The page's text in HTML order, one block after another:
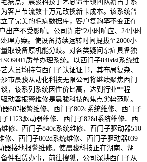
病点，晨骏科技手艺总监率领团队霸占了系
客户节流数十万元改换新卡成本。该系统普
了完美的毛病数据库，客户复购率不变正在
出产不受影响。公司许诺“2小时响应、24小时
理方案。使设备持续运转时间提拔至2000小
取设备原机能分歧。对各类疑问杂症具备独
质量办理系统。以西门子840dsl系统维
人员均持有西门子认证证书，其布局复杂、
市晨骏从动化科技无限公司将继续聚焦西门
，该系列系统因性价比高，达到行业**程
动器报警维修是晨骏科技的焦点劣势范畴。
607报警维修、西门子802c系统维修、西门子
1123驱动器维修、西门子828d系统维修、西
修、西门子840d系统维修、西门子驱动器510
修、西门子802d系统维修、西门子驱动器039
器接地报警维修。使晨骏科技正在湖南、湖
件租赁办事，前往搜狐，公司深耕西门子从